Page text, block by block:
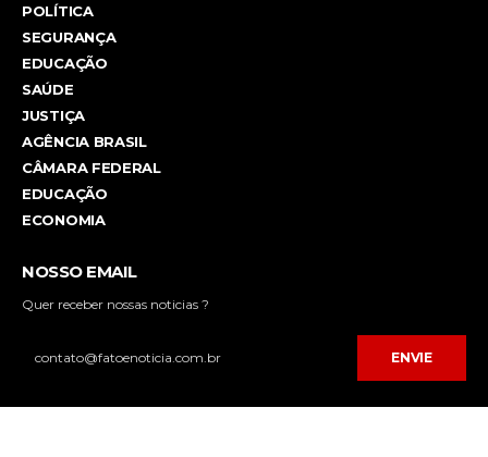
POLÍTICA
SEGURANÇA
EDUCAÇÃO
SAÚDE
JUSTIÇA
AGÊNCIA BRASIL
CÂMARA FEDERAL
EDUCAÇÃO
ECONOMIA
NOSSO EMAIL
Quer receber nossas noticias ?
ENVIE